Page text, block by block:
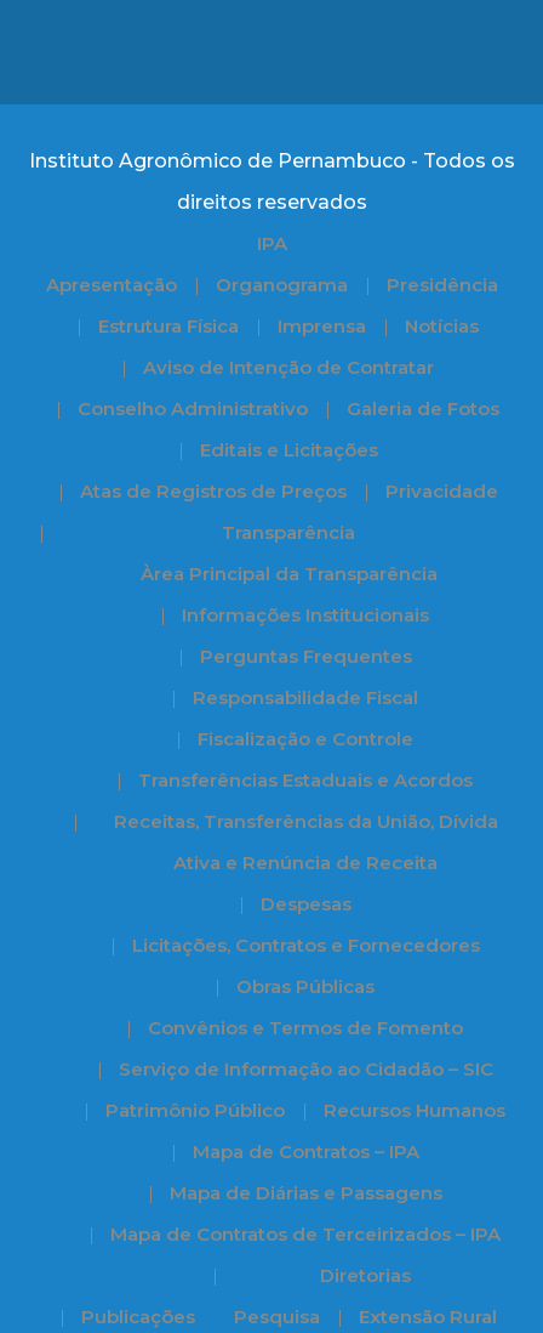
Instituto Agronômico de Pernambuco - Todos os
direitos reservados
IPA
Apresentação
Organograma
Presidência
Estrutura Física
Imprensa
Notícias
Aviso de Intenção de Contratar
Conselho Administrativo
Galeria de Fotos
Editais e Licitações
Atas de Registros de Preços
Privacidade
Transparência
Àrea Principal da Transparência
Informações Institucionais
Perguntas Frequentes
Responsabilidade Fiscal
Fiscalização e Controle
Transferências Estaduais e Acordos
Receitas, Transferências da União, Dívida
Ativa e Renúncia de Receita
Despesas
Licitações, Contratos e Fornecedores
Obras Públicas
Convênios e Termos de Fomento
Serviço de Informação ao Cidadão – SIC
Patrimônio Público
Recursos Humanos
Mapa de Contratos – IPA
Mapa de Diárias e Passagens
Mapa de Contratos de Terceirizados – IPA
Publicações
Diretorias
Pesquisa
Extensão Rural